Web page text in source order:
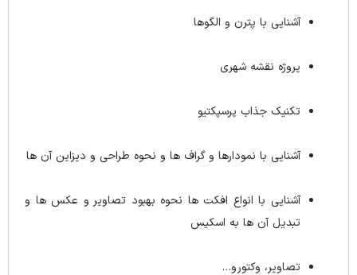
آشنایی با پترن و الگوها
پروژه نقشه شهری
تکنیک جذاب پرسپکتیو
آشنایی با نمودارها و گراف ها و نحوه طراحی و دیزاین آن ها
آشنایی با انواع افکت ها نحوه بهبود تصاویر و عکس ها و
تبدیل آن ها به اسکیس
تصاویر، وکتور و…